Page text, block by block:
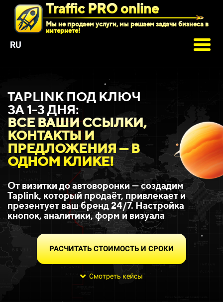
Traffic PRO online
Мы не продаем услуги, мы решаем задачи бизнеса в
интернете!
RU
TAPLINK ПОД КЛЮЧ
ЗА 1-3 ДНЯ:
ВСЕ ВАШИ ССЫЛКИ,
КОНТАКТЫ И
ПРЕДЛОЖЕНИЯ — В
ОДНОМ КЛИКЕ!
От визитки до автоворонки — создадим
Taplink, который продаёт, привлекает и
презентует ваш бренд 24/7. Настройка
кнопок, аналитики, форм и визуала
РАСЧИТАТЬ СТОИМОСТЬ И СРОКИ
Смотреть кейсы